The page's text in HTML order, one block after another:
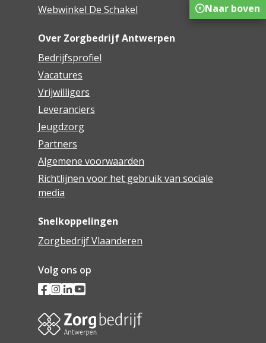
Webwinkel De Schakel
Over Zorgbedrijf Antwerpen
Bedrijfsprofiel
Vacatures
Vrijwilligers
Leveranciers
Jeugdzorg
Partners
Algemene voorwaarden
Richtlijnen voor het gebruik van sociale
media
Snelkoppelingen
Zorgbedrijf Vlaanderen
Volg ons op
Naar boven